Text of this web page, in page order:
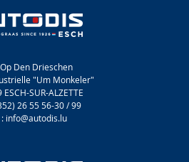
Den Drieschen
"Um Monkeler"
ESCH-SUR-ALZETTE
26 55 56-30 / 99
: info@autodis.lu